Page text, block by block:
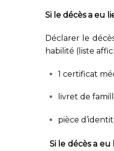
Si le décès a eu
Déclarer le
habilité (liste
1 certificat
livret de
pièce
Si le décès a